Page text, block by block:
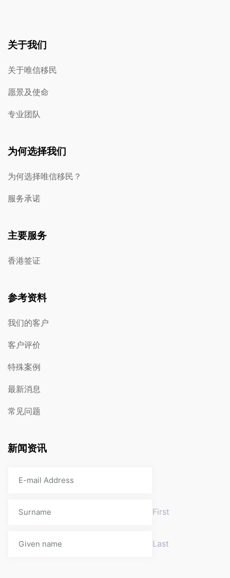
关于我们
关于唯信移民
愿景及使命
专业团队
为何选择我们
为何选择唯信移民？
服务承诺
主要服务
香港签证
参考资料
我们的客户
客户评价
特殊案例
最新消息
常见问题
新闻资讯
First
Last